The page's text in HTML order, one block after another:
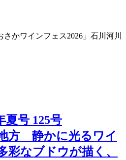
かワインフェス2026」石川河川
夏号 125号
方 静かに光るワイ
彩なブドウが描く、